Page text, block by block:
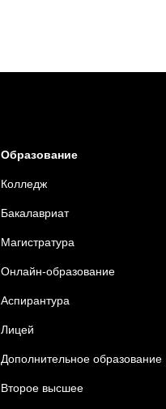
Образование
Колледж
Бакалавриат
Магистратура
Онлайн-образование
Аспирантура
Лицей
Дополнительное образование
Второе высшее